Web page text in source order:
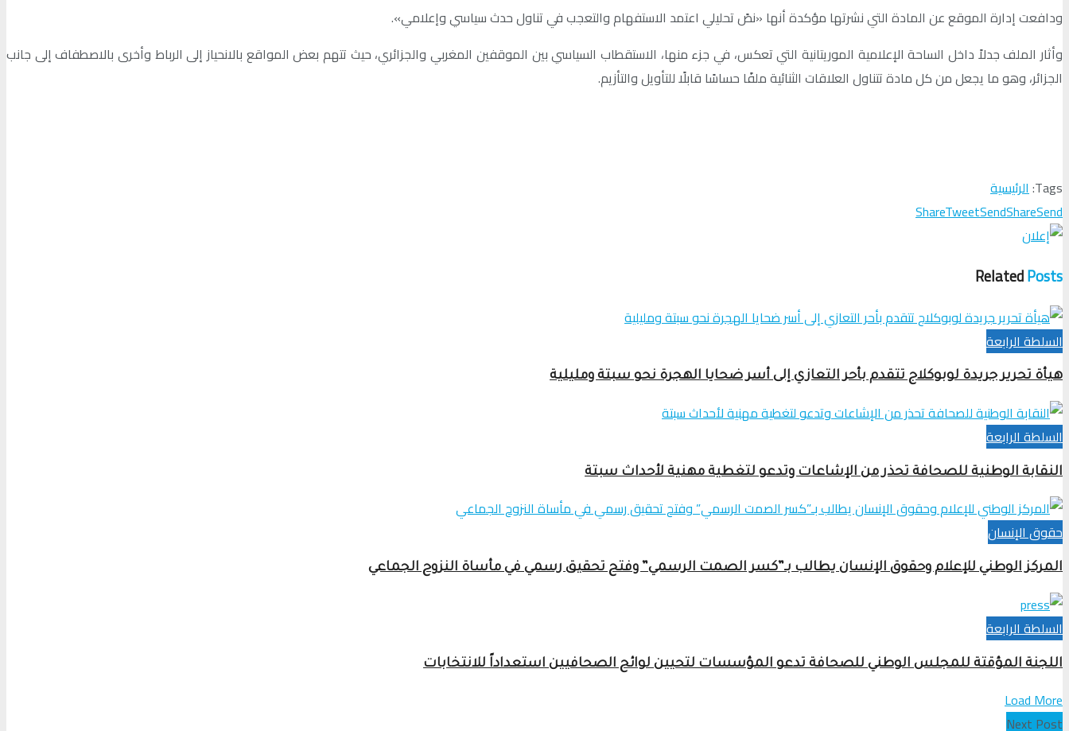
ودافعت إدارة الموقع عن المادة التي نشرتها مؤكدة أنها «نصً تحليلي اعتمد الاستفهام والتعجب في تناول حدث سياسي وإعلامي».
وأثار الملف جدلاً داخل الساحة الإعلامية الموريتانية التي تعكس، في جزء منها، الاستقطاب السياسي بين الموقفين المغربي والجزائري، حيث تتهم بعض المواقع بالانحياز إلى الرباط وأخرى بالاصطفاف إلى جانب
الجزائر، وهو ما يجعل من كل مادة تتناول العلاقات الثنائية ملفًا حساسًا قابلًا للتأويل والتأزيم.
Tags: الرئيسية
ShareTweetSendShareSend
RelatedPosts
السلطة الرابعة
هيأة تحرير جريدة لوبوكلاج تتقدم بأحر التعازي إلى أسر ضحايا الهجرة نحو سبتة ومليلية
السلطة الرابعة
النقابة الوطنية للصحافة تحذر من الإشاعات وتدعو لتغطية مهنية لأحداث سبتة
حقوق الإنسان
المركز الوطني للإعلام وحقوق الإنسان يطالب بـ”كسر الصمت الرسمي” وفتح تحقيق رسمي في مأساة النزوح الجماعي
السلطة الرابعة
اللجنة المؤقتة للمجلس الوطني للصحافة تدعو المؤسسات لتحيين لوائح الصحافيين استعداداً للانتخابات
Load More
Next Post